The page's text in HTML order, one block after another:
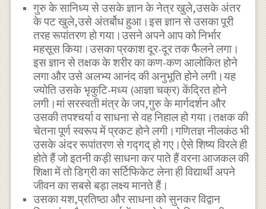
गुरु के सानिध्य से उसके ज्ञान के नेत्र खुले,उसके अंतर
के पट खुले,उसे अंतर्बोध हुआ।इस ज्ञान से उसका पूरी
तरह रूपांतरण हो गया।उसने अपने आप को निर्भार
महसूस किया।उसका प्रकाश दूर-दूर तक फैलने लगा।
इस ज्ञान से तक्षक के शरीर का कण-कण आलोकित होने
लगा और उसे अलभ्य आनंद की अनुभूति होने लगी।यह
ज्योति उसके भृकुटि-मध्य (आज्ञा चक्र) केंद्रित होने
लगी।मां सरस्वती मंत्र के जप,गुरु के मार्गदर्शन और
उसकी तपश्चर्या व साधना से वह निहाल हो गया।तक्षक की
चेतना पूर्ण स्वरूप में प्रकट होने लगी।गणितज्ञ नीलकंठ भी
उसके अंदर रूपांतरण से गद्गद् हो गए।ऐसे शिष्य विरले ही
होते हैं जो इतनी कड़ी साधना कर पाते हैं वरना आजकल की
शिक्षा में तो डिग्री का सर्टिफिकेट लेना ही विद्यार्थी अपने
जीवन का सबसे बड़ा लक्ष्य मानते हैं।
उसका यश,प्रतिष्ठा और साधना को सुनकर विद्वान